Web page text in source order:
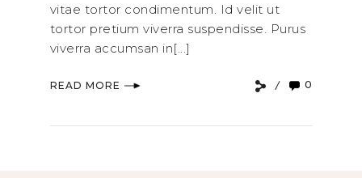
vitae tortor condimentum. Id velit ut
tortor pretium viverra suspendisse. Purus
viverra accumsan in[...]
READ MORE 0